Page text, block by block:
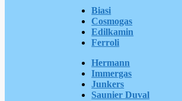
Biasi
Cosmogas
Edilkamin
Ferroli
Hermann
Immergas
Junkers
Saunier Duval